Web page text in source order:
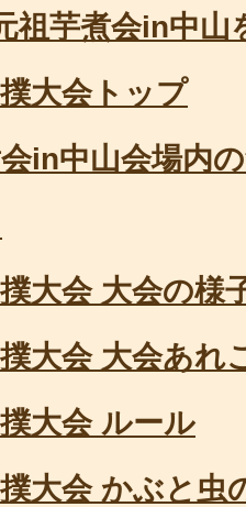
祖芋煮会in中山
大会トップ
in中山会場内
大会 大会の様
大会 大会あれ
大会 ルール
大会 かぶと虫